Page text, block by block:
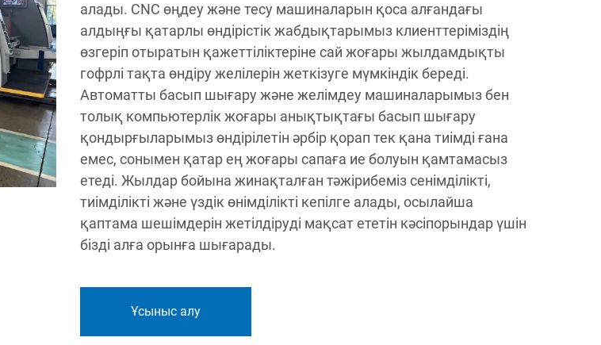
алады. CNC өңдеу және тесу машиналарын қоса алғандағы
алдыңғы қатарлы өндірістік жабдықтарымыз клиенттеріміздің
өзгеріп отыратын қажеттіліктеріне сай жоғары жылдамдықты
гофрлі тақта өндіру желілерін жеткізуге мүмкіндік береді.
Автоматты басып шығару және желімдеу машиналарымыз бен
толық компьютерлік жоғары анықтықтағы басып шығару
қондырғыларымыз өндірілетін әрбір қорап тек қана тиімді ғана
емес, сонымен қатар ең жоғары сапаға ие болуын қамтамасыз
етеді. Жылдар бойына жинақталған тәжірибеміз сенімділікті,
тиімділікті және үздік өнімділікті кепілге алады, осылайша
қаптама шешімдерін жетілдіруді мақсат ететін кәсіпорындар үшін
бізді алға орынға шығарады.
Ұсыныс алу